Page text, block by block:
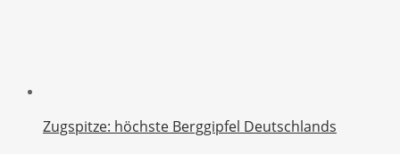
Zugspitze: höchste Berggipfel Deutschlands